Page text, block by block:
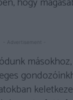
- Advertisement -